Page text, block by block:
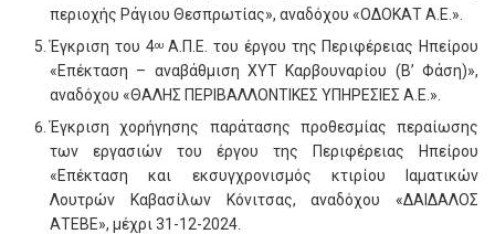
περιοχής Ράγιου Θεσπρωτίας», αναδόχου «ΟΔΟΚΑΤ Α.Ε.».
Έγκριση του 4ουΑ.Π.Ε. του έργου της Περιφέρειας Ηπείρου
«Επέκταση – αναβάθμιση ΧΥΤ Καρβουναρίου (Β’ Φάση)»,
αναδόχου «ΘΑΛΗΣ ΠΕΡΙΒΑΛΛΟΝΤΙΚΕΣ ΥΠΗΡΕΣΙΕΣ Α.Ε.».
Έγκριση χορήγησης παράτασης προθεσμίας περαίωσης
των εργασιών του έργου της Περιφέρειας Ηπείρου
«Επέκταση και εκσυγχρονισμός κτιρίου Ιαματικών
Λουτρών Καβασίλων Κόνιτσας, αναδόχου «ΔΑΙΔΑΛΟΣ
ΑΤΕΒΕ», μέχρι 31-12-2024.